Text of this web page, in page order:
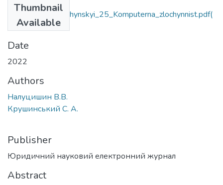
Thumbnail
Available
Nalutsyshyn_Krushynskyi_25_Komputerna_zlochynnist.pdf(
423.03 KB)
Date
2022
Authors
Налуцишин В.В.
Крушинський С. А.
Publisher
Юридичний науковий електронний журнал
Abstract